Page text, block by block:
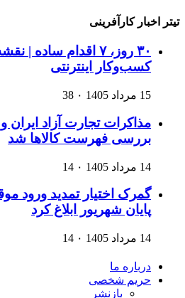
تیتر اخبار کارآفرینی
۳۰ روز، ۷ اقدام
کسب‌وکار اینترنتی
15 مرداد 1405 ۰ 38
مذاکرات تجارت آزاد ایران
بررسی فهرست کالاها شد
14 مرداد 1405 ۰ 14
گمرک اختیار تمدید ورود
پایان شهریور ابلاغ کرد
14 مرداد 1405 ۰ 14
درباره ما
حریم شخصی
بازنشر